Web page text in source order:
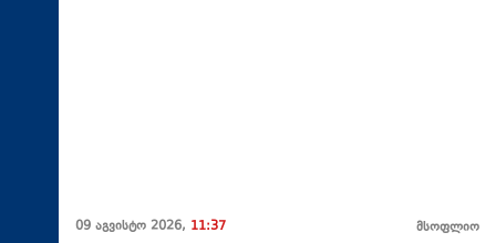
09 აგვისტო 2026, 11:37 მსოფლიო